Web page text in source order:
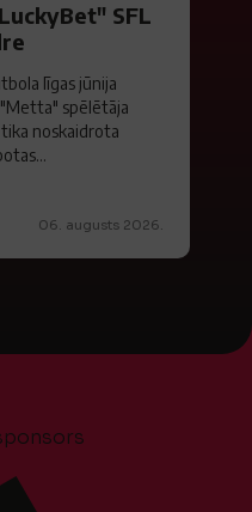
SFL
līgas jūnija
spēlētāja
noskaidrota
06. augusts 2026.